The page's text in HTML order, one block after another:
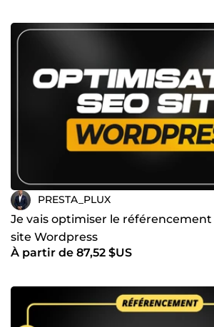
PRESTA_PLUX
Je vais optimiser le référencement
site Wordpress
À partir de 87,52 $US